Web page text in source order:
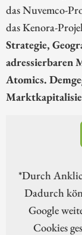
das Nuvemco-
das Kenora-
Strategie,
adressierbaren
Atomics.
*Durch
Dadurch
Google
Cookies